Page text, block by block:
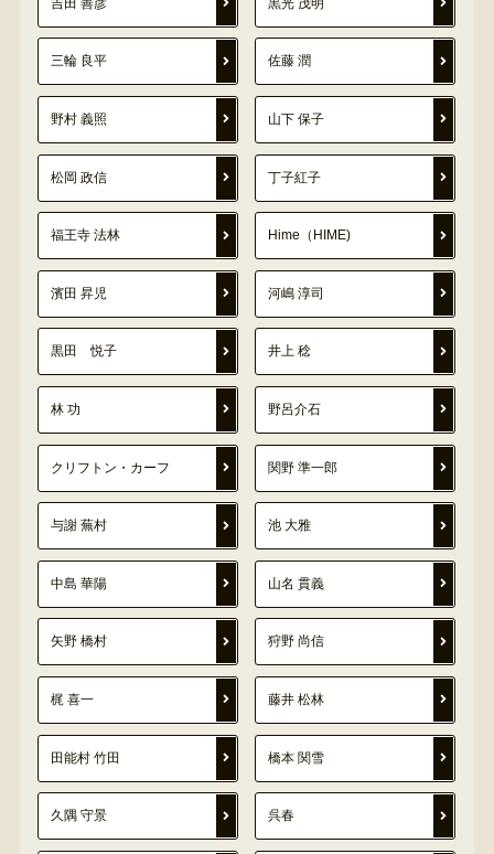
三輪 良平 佐藤 潤
野村 義照 山下 保子
松岡 政信 丁子紅子
福王寺 法林 Hime（HIME)
濱田 昇児 河嶋 淳司
黒田 悦子 井上 稔
林 功 野呂介石
クリフトン・カーフ 関野 準一郎
与謝 蕪村 池 大雅
中島 華陽 山名 貫義
矢野 橋村 狩野 尚信
梶 喜一 藤井 松林
田能村 竹田 橋本 関雪
久隅 守景 呉春